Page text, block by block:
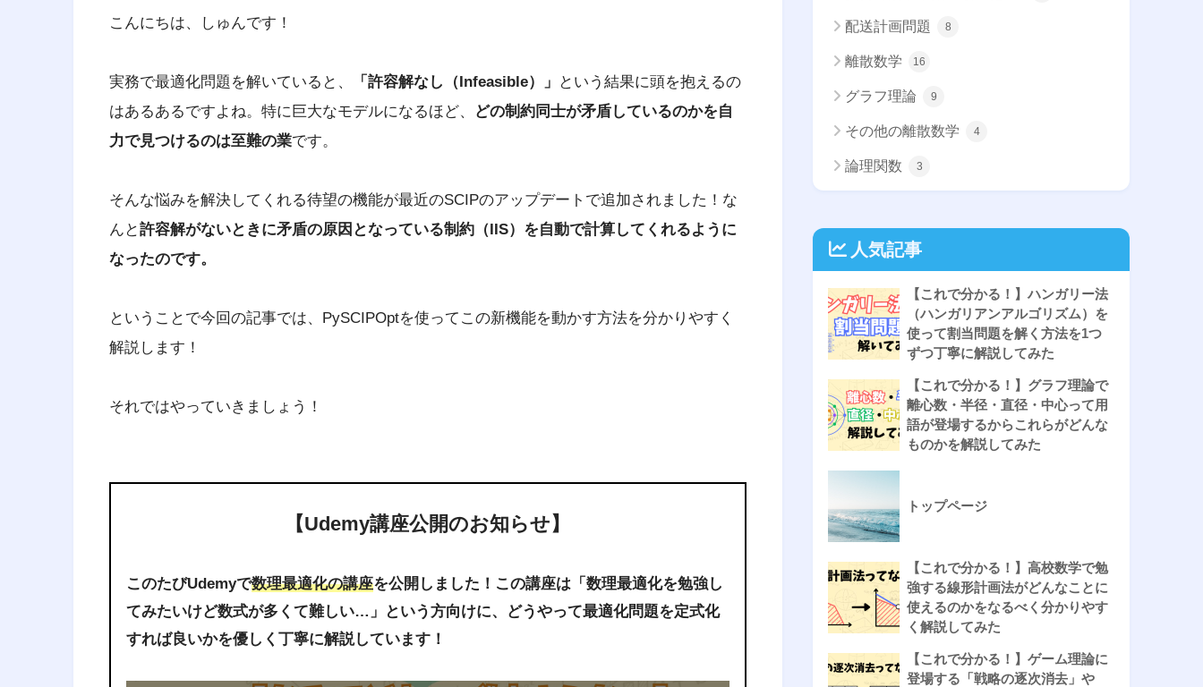
こんにちは、しゅんです！
実務で最適化問題を解いていると、 「許容解なし（Infeasible）」
という結果に頭を抱えるの
はあるあるですよね。特に巨大なモデルになるほど、
どの制約同士が矛盾しているのかを自
力で見つけるのは至難の業です。
そんな悩みを解決してくれる待望の機能が最近のSCIPのアップデートで追加されました！な
んと許容解がないときに矛盾の原因となっている制約（IIS）を自動で計算してくれるように
なったのです。
ということで今回の記事では、PySCIPOptを使ってこの新機能を動かす方法を分かりやすく
解説します！
それではやっていきましょう！
【Udemy講座公開のお知らせ】
このたびUdemyで数理最適化の講座を公開しました！この講座は「数理最適化を勉強し
てみたいけど数式が多くて難しい…」という方向けに、どうやって最適化問題を定式化
すれば良いかを優しく丁寧に解説しています！
配送計画問題 8
離散数学 16
グラフ理論 9
その他の離散数学 4
論理関数 3
人気記事
【これで分かる！】ハンガリー法
（ハンガリアンアルゴリズム）を
使って割当問題を解く方法を1つ
ずつ丁寧に解説してみた
【これで分かる！】グラフ理論で
離心数・半径・直径・中心って用
語が登場するからこれらがどんな
ものかを解説してみた
トップページ
【これで分かる！】高校数学で勉
強する線形計画法がどんなことに
使えるのかをなるべく分かりやす
く解説してみた
【これで分かる！】ゲーム理論に
登場する「戦略の逐次消去」や